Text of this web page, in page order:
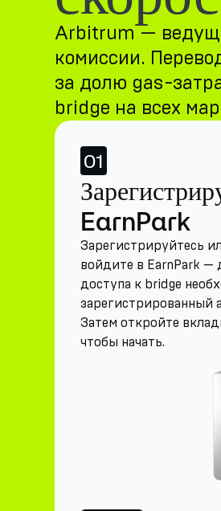
Arbitrum —
комиссии.
за долю gas-
bridge на всех
01
EarnPark
Зарегистрируйтесь
войдите в EarnPark —
доступа к bridge
зарегистрированный
Затем откройте
чтобы начать.